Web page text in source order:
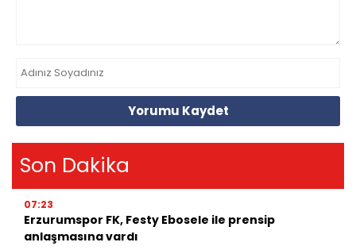
Yorumu Kaydet
Son Dakika
07:23
Erzurumspor FK, Festy Ebosele ile prensip
anlaşmasına vardı